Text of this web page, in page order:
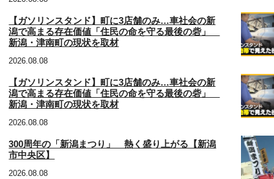
【ガソリンスタンド】町に3店舗のみ…車社会の新
潟で高まる存在価値「住民の命を守る最後の砦」
新潟・津南町の現状を取材
2026.08.08
【ガソリンスタンド】町に3店舗のみ…車社会の新
潟で高まる存在価値「住民の命を守る最後の砦」
新潟・津南町の現状を取材
2026.08.08
300周年の「新潟まつり」 熱く盛り上がる【新潟
市中央区】
2026.08.08